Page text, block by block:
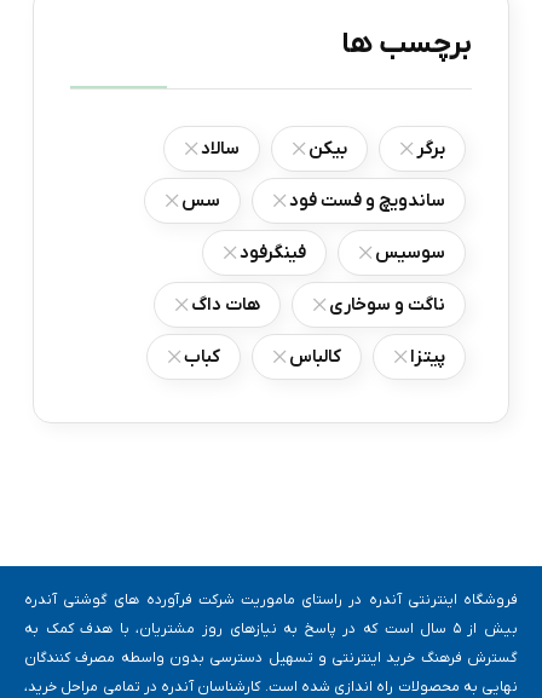
برچسب ها
برگر بیکن سالاد
ساندویچ و فست فود سس
سوسیس فینگرفود
ناگت و سوخاری هات داگ
پیتزا کالباس کباب
فروشگاه اینترنتی آندره در راستای ماموریت شرکت فرآورده های گوشتی آندره
بیش از 5 سال است که در پاسخ به نیازهای روز مشتریان، با هدف کمک به
گسترش فرهنگ خرید اینترنتی و تسهیل دسترسی بدون واسطه مصرف کنندگان
نهایی به محصولات راه اندازی شده است. کارشناسان آندره در تمامی مراحل خرید،